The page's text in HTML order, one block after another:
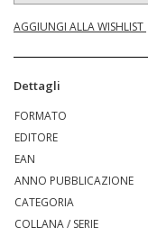
AGGIUNGI ALLA WISHLIST
Dettagli
FORMATO
EDITORE
EAN
ANNO PUBBLICAZIONE
CATEGORIA
COLLANA / SERIE